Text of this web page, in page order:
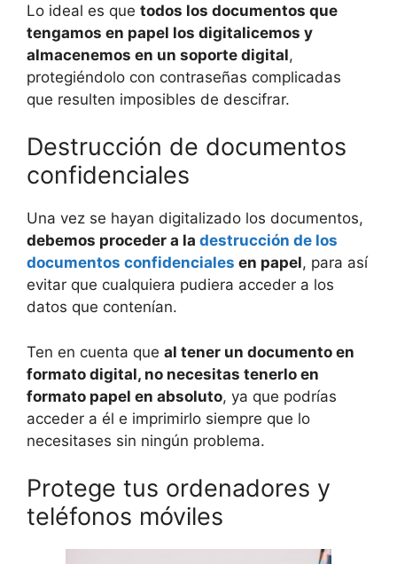
Lo ideal es que todos los documentos que
tengamos en papel los digitalicemos y
almacenemos en un soporte digital,
protegiéndolo con contraseñas complicadas
que resulten imposibles de descifrar.
Destrucción de documentos
confidenciales
Una vez se hayan digitalizado los documentos,
debemos proceder a la destrucción de los
documentos confidenciales en papel, para así
evitar que cualquiera pudiera acceder a los
datos que contenían.
Ten en cuenta que al tener un documento en
formato digital, no necesitas tenerlo en
formato papel en absoluto, ya que podrías
acceder a él e imprimirlo siempre que lo
necesitases sin ningún problema.
Protege tus ordenadores y
teléfonos móviles